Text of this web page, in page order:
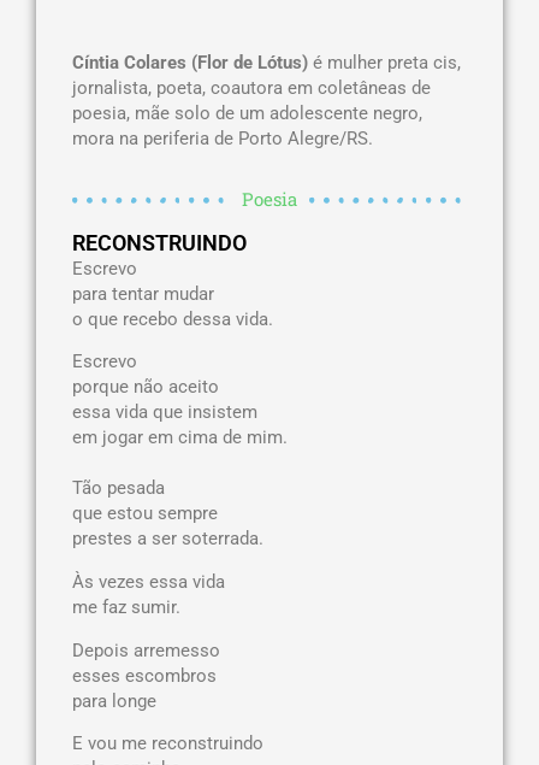
Cíntia Colares (Flor de Lótus) é mulher preta cis,
jornalista, poeta, coautora em coletâneas de
poesia, mãe solo de um adolescente negro,
mora na periferia de Porto Alegre/RS.
Poesia
RECONSTRUINDO
Escrevo
para tentar mudar
o que recebo dessa vida.
Escrevo
porque não aceito
essa vida que insistem
em jogar em cima de mim.
Tão pesada
que estou sempre
prestes a ser soterrada.
Às vezes essa vida
me faz sumir.
Depois arremesso
esses escombros
para longe
E vou me reconstruindo